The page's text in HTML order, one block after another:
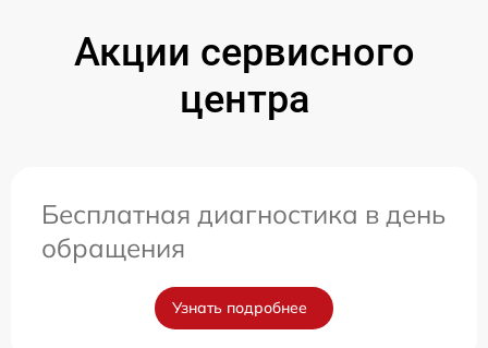
Акции сервисного
центра
Бесплатная диагностика в день
обращения
Узнать подробнее